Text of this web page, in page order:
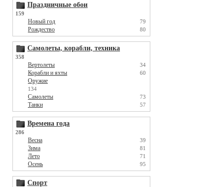
Праздничные обои
159
Новый год 79
Рождество 80
Самолеты, корабли, техника
358
Вертолеты 34
Корабли и яхты 60
Оружие
134
Самолеты 73
Танки 57
Времена года
286
Весна 39
Зима 81
Лето 71
Осень 95
Спорт